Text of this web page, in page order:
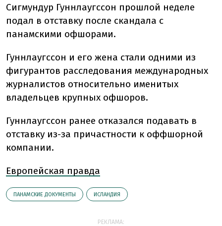
Сигмундур Гуннлаугссон прошлой неделе
подал в отставку после скандала с
панамскими офшорами.
Гуннлаугссон и его жена стали одними из
фигурантов расследования международных
журналистов относительно именитых
владельцев крупных офшоров.
Гуннлаугссон ранее отказался подавать в
отставку из-за причастности к оффшорной
компании.
Европейская правда
ПАНАМСКИЕ ДОКУМЕНТЫ ИСЛАНДИЯ
РЕКЛАМА: